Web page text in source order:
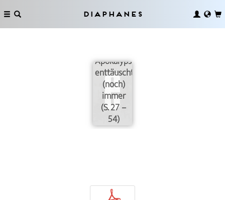
Diaphanes
Apokalypse
enttäuscht
(noch)
immer
(S. 27 –
54)